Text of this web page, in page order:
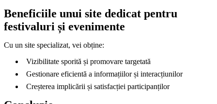
Beneficiile unui site dedicat pentru
festivaluri și evenimente
Cu un site specializat, vei obține:
Vizibilitate sporită și promovare targetată
Gestionare eficientă a informațiilor și interacțiunilor
Creșterea implicării și satisfacției participanților